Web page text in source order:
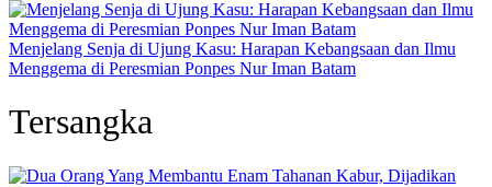
Menjelang Senja di Ujung Kasu: Harapan Kebangsaan dan Ilmu
Menggema di Peresmian Ponpes Nur Iman Batam
Tersangka